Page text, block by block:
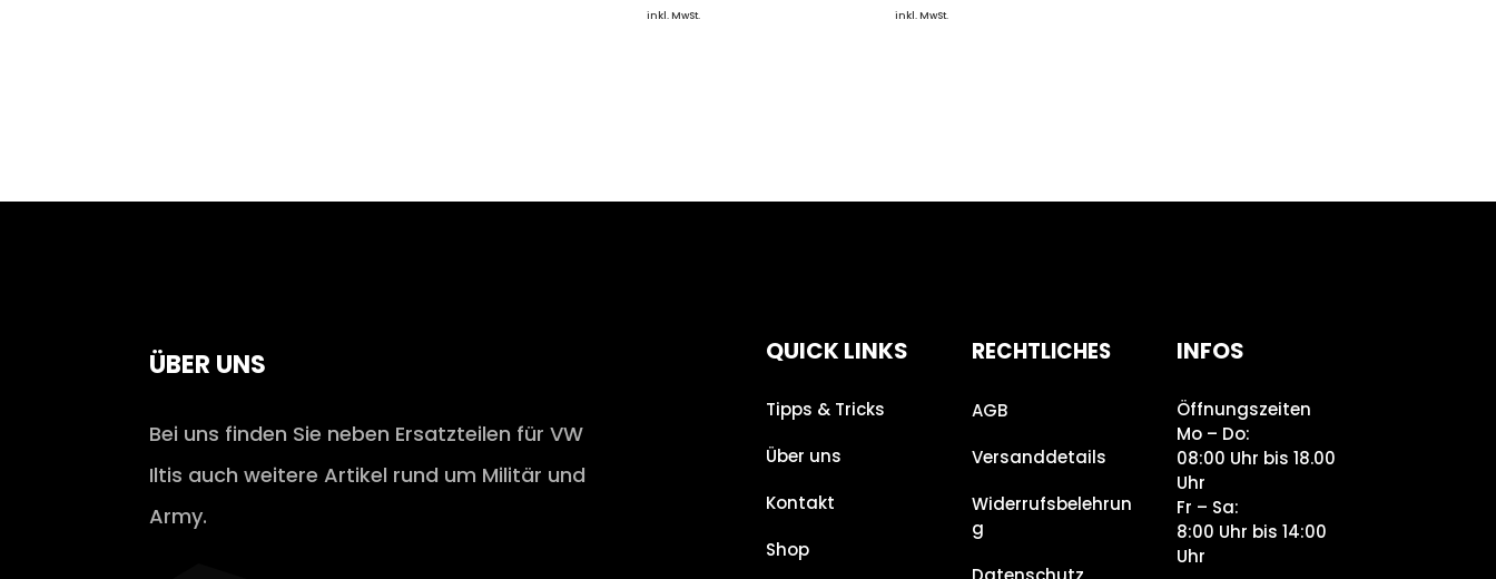
inkl. MwSt. inkl. MwSt.
ÜBER UNS
Bei uns finden Sie neben Ersatzteilen für VW
Iltis auch weitere Artikel rund um Militär und
Army.
QUICK LINKS
Tipps & Tricks
Über uns
Kontakt
Shop
RECHTLICHES
AGB
Versanddetails
Widerrufsbelehrun
g
INFOS
Öffnungszeiten
Mo – Do:
08:00 Uhr bis 18.00
Uhr
Fr – Sa:
8:00 Uhr bis 14:00
Uhr